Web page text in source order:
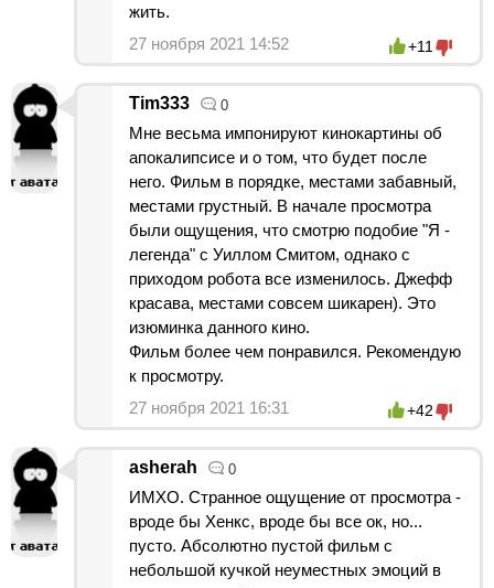
жить.
27 ноября 2021 14:52
+11
Tim333 0
Мне весьма импонируют кинокартины об
апокалипсисе и о том, что будет после
него. Фильм в порядке, местами забавный,
местами грустный. В начале просмотра
были ощущения, что смотрю подобие "Я -
легенда" с Уиллом Смитом, однако с
приходом робота все изменилось. Джефф
красава, местами совсем шикарен). Это
изюминка данного кино.
Фильм более чем понравился. Рекомендую
к просмотру.
27 ноября 2021 16:31
+42
asherah 0
ИМХО. Странное ощущение от просмотра -
вроде бы Хенкс, вроде бы все ок, но...
пусто. Абсолютно пустой фильм с
небольшой кучкой неуместных эмоций в